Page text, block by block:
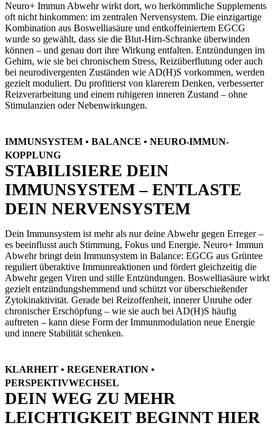
Neuro+ Immun Abwehr wirkt dort, wo herkömmliche Supplements
oft nicht hinkommen: im zentralen Nervensystem. Die einzigartige
Kombination aus Boswelliasäure und entkoffeiniertem EGCG
wurde so gewählt, dass sie die Blut-Hirn-Schranke überwinden
können – und genau dort ihre Wirkung entfalten. Entzündungen im
Gehirn, wie sie bei chronischem Stress, Reizüberflutung oder auch
bei neurodivergenten Zuständen wie AD(H)S vorkommen, werden
gezielt moduliert. Du profitierst von klarerem Denken, verbesserter
Reizverarbeitung und einem ruhigeren inneren Zustand – ohne
Stimulanzien oder Nebenwirkungen.
IMMUNSYSTEM • BALANCE • NEURO-IMMUN-
KOPPLUNG
STABILISIERE DEIN
IMMUNSYSTEM – ENTLASTE
DEIN NERVENSYSTEM
Dein Immunsystem ist mehr als nur deine Abwehr gegen Erreger –
es beeinflusst auch Stimmung, Fokus und Energie. Neuro+ Immun
Abwehr bringt dein Immunsystem in Balance: EGCG aus Grüntee
reguliert überaktive Immunreaktionen und fördert gleichzeitig die
Abwehr gegen Viren und stille Entzündungen. Boswelliasäure wirkt
gezielt entzündungshemmend und schützt vor überschießender
Zytokinaktivität. Gerade bei Reizoffenheit, innerer Unruhe oder
chronischer Erschöpfung – wie sie auch bei AD(H)S häufig
auftreten – kann diese Form der Immunmodulation neue Energie
und innere Stabilität schenken.
KLARHEIT • REGENERATION •
PERSPEKTIVWECHSEL
DEIN WEG ZU MEHR
LEICHTIGKEIT BEGINNT HIER